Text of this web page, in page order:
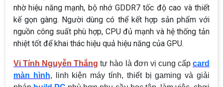
nhờ hiệu năng mạnh, bộ nhớ GDDR7 tốc độ cao và thiết
kế gọn gàng. Người dùng có thể kết hợp sản phẩm với
nguồn công suất phù hợp, CPU đủ mạnh và hệ thống tản
nhiệt tốt để khai thác hiệu quả hiệu năng của GPU.
Vi Tính Nguyễn Thắng tự hào là đơn vị cung cấpcard
màn hình, linh kiện máy tính, thiết bị gaming và giải